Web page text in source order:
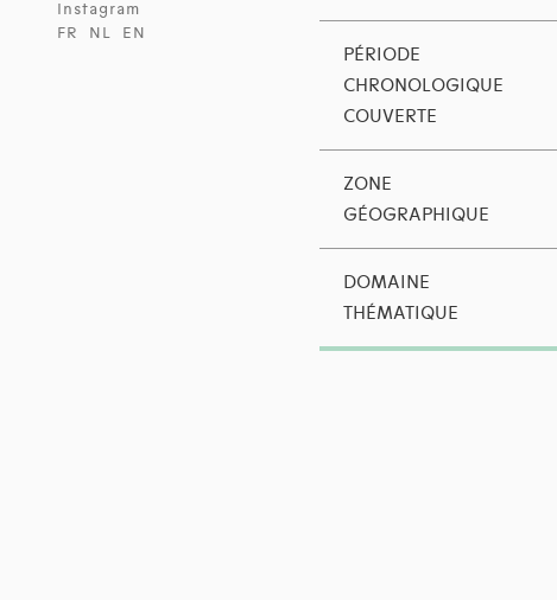
Instagram
FR
NL EN
PÉRIODE
CHRONOLOGIQUE
COUVERTE
ZONE
GÉOGRAPHIQUE
DOMAINE
THÉMATIQUE